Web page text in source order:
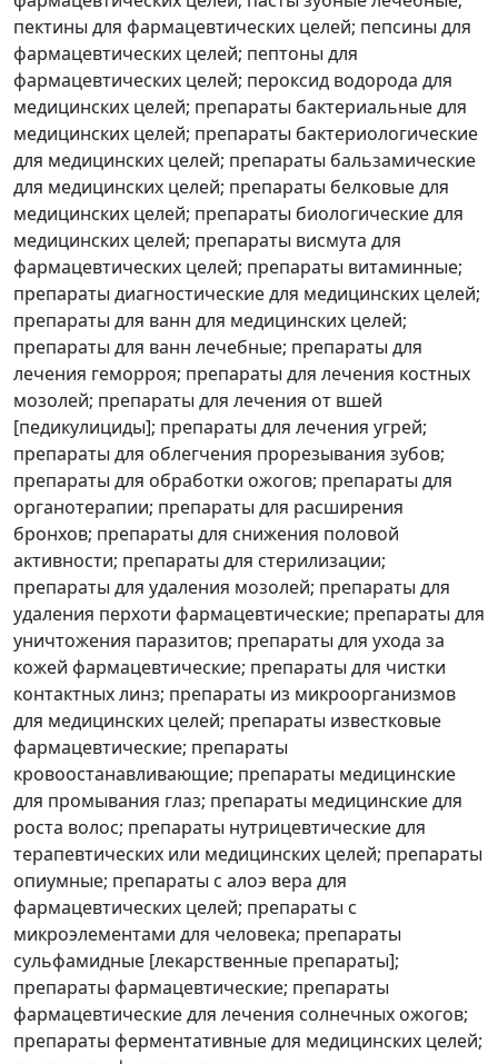
пектины для фармацевтических целей; пепсины для
фармацевтических целей; пептоны для
фармацевтических целей; пероксид водорода для
медицинских целей; препараты бактериальные для
медицинских целей; препараты бактериологические
для медицинских целей; препараты бальзамические
для медицинских целей; препараты белковые для
медицинских целей; препараты биологические для
медицинских целей; препараты висмута для
фармацевтических целей; препараты витаминные;
препараты диагностические для медицинских целей;
препараты для ванн для медицинских целей;
препараты для ванн лечебные; препараты для
лечения геморроя; препараты для лечения костных
мозолей; препараты для лечения от вшей
[педикулициды]; препараты для лечения угрей;
препараты для облегчения прорезывания зубов;
препараты для обработки ожогов; препараты для
органотерапии; препараты для расширения
бронхов; препараты для снижения половой
активности; препараты для стерилизации;
препараты для удаления мозолей; препараты для
удаления перхоти фармацевтические; препараты для
уничтожения паразитов; препараты для ухода за
кожей фармацевтические; препараты для чистки
контактных линз; препараты из микроорганизмов
для медицинских целей; препараты известковые
фармацевтические; препараты
кровоостанавливающие; препараты медицинские
для промывания глаз; препараты медицинские для
роста волос; препараты нутрицевтические для
терапевтических или медицинских целей; препараты
опиумные; препараты с алоэ вера для
фармацевтических целей; препараты с
микроэлементами для человека; препараты
сульфамидные [лекарственные препараты];
препараты фармацевтические; препараты
фармацевтические для лечения солнечных ожогов;
препараты ферментативные для медицинских целей;